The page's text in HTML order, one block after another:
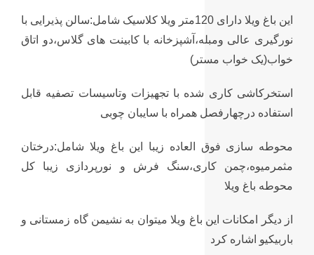
این باغ ویلا دارای 120متر ویلا کلاسیک شامل:سالن پذیرایی با
نورگیری عالی ومبله،آشپزخانه با کابینت های گلاس،دو اتاق
خواب(یک خواب مستر)
استخرکاشی کاری شده با تجهیزات وتاسیسات تصفیه قابل
استفاده درچهارفصل همراه با سایبان چوبی
محوطه سازی فوق العاده زیبا این باغ ویلا شامل:درختان
مثمرمیوه،چمن کاری،سنگ فرش و نورپردازی زیبا کل محوطه
از دیگر امکانات این باغ ویلا میتوان به نشیمن گاه زمستانی و
باربیکیو اشاره کرد